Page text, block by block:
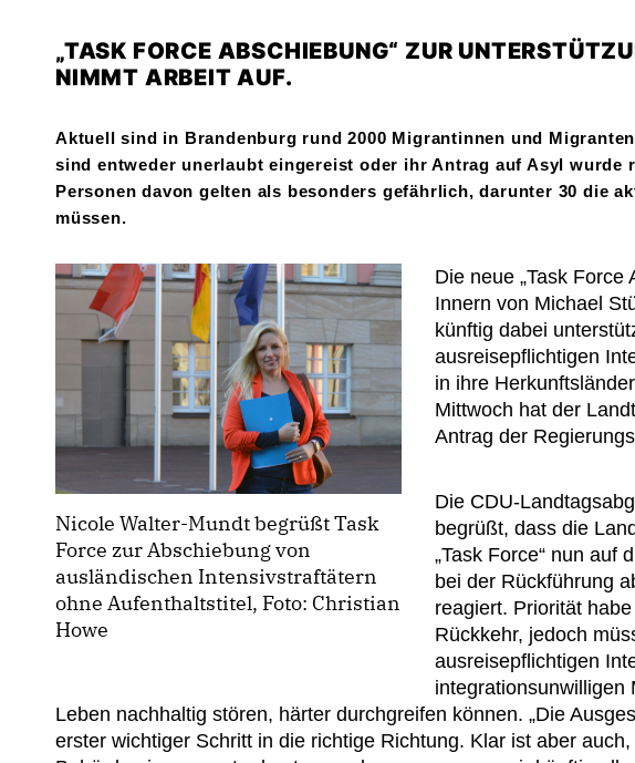
TASK FORCE ABSCHIEBUNG“ ZUR
NIMMT ARBEIT AUF.
Aktuell sind in Brandenburg rund 2000 Migrantinnen und
sind entweder unerlaubt eingereist oder ihr Antrag auf Asyl wurde
Personen davon gelten als besonders gefährlich, darunter 30 die
müssen.
Nicole Walter-Mundt begrüßt Task
Force zur Abschiebung von
ausländischen Intensivstraftätern
ohne Aufenthaltstitel, Foto: Christian
Howe
Die neue „Task Force
Innern von Michael
künftig dabei
ausreisepflichtigen
in ihre
Mittwoch hat der
Antrag der
Die CDU-
begrüßt, dass die
Task Force“ nun auf
bei der Rückführung
reagiert. Priorität
Rückkehr, jedoch
ausreisepflichtigen
integrationsunwilligen
Leben nachhaltig stören, härter durchgreifen können. „Die
erster wichtiger Schritt in die richtige Richtung. Klar ist aber